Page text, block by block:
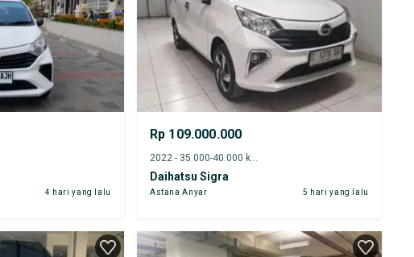
4 hari yang lalu
Rp 109.000.000
2022 - 35.000-40.000 km
Daihatsu Sigra
Astana Anyar 5 hari yang lalu